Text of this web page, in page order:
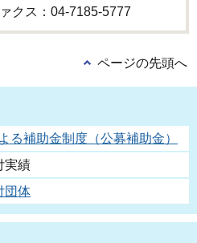
クス：04-7185-5777
ページの先頭へ
る補助金制度（公募補助金）
実績
団体